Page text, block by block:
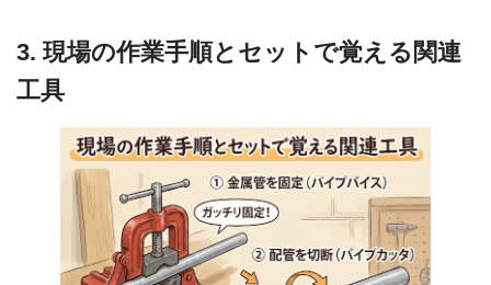
3. 現場の作業手順とセットで覚える関連
工具